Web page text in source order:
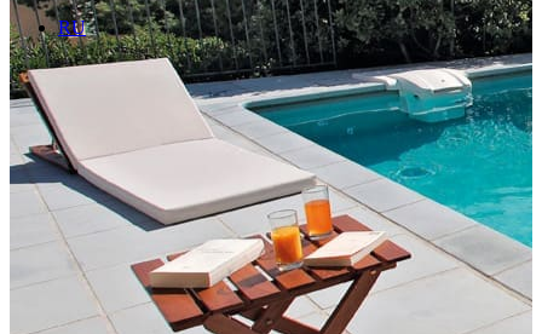
RU